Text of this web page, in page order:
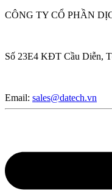
CÔNG TY CỔ PHẦN
Số 23E4 KĐT Cầu Diễn,
Email: sales@datech.vn